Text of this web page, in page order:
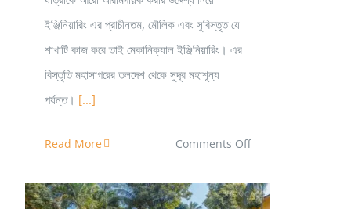
ইঞ্জিনিয়ারিং এর প্রাচীনতম, মৌলিক এবং সুবিস্তৃত যে
শাখাটি কাজ করে তাই মেকানিক্যাল ইঞ্জিনিয়ারিং। এর
বিস্তৃতি মহাসাগরের তলদেশ থেকে সুদূর মহাশূন্য
পর্যন্ত। [...]
Read More Comments Offon
Engineering